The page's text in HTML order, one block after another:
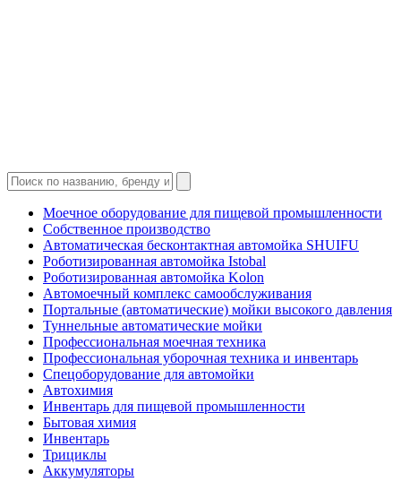
Моечное оборудование для пищевой промышленности
Собственное производство
Автоматическая бесконтактная автомойка SHUIFU
Роботизированная автомойка Istobal
Роботизированная автомойка Kolon
Автомоечный комплекс самообслуживания
Портальные (автоматические) мойки высокого давления
Туннельные автоматические мойки
Профессиональная моечная техника
Профессиональная уборочная техника и инвентарь
Спецоборудование для автомойки
Автохимия
Инвентарь для пищевой промышленности
Бытовая химия
Инвентарь
Трициклы
Аккумуляторы